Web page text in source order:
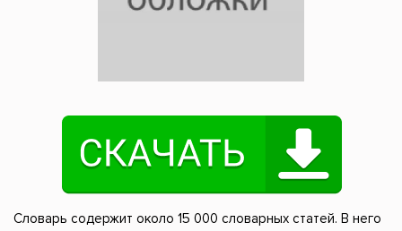
Словарь содержит около 15 000 словарных статей. В него